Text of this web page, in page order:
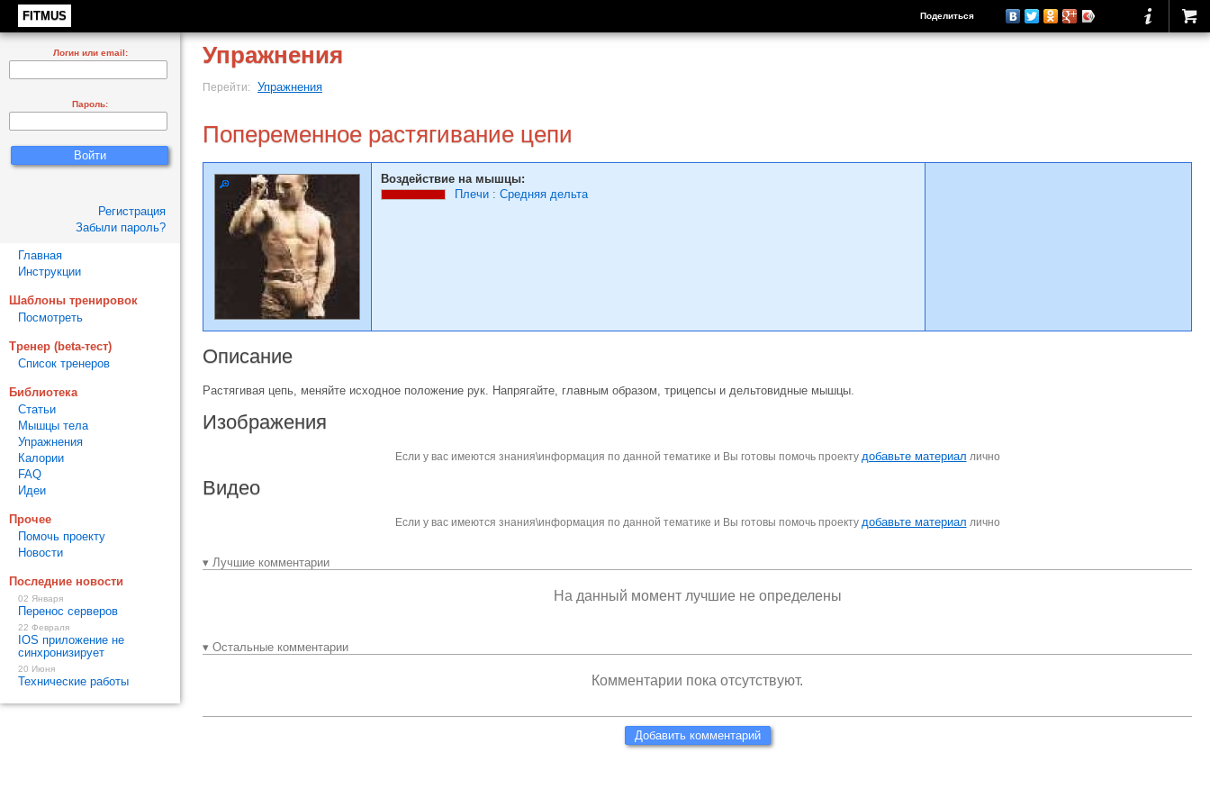
FITMUS Поделиться
Упражнения
Перейти: Упражнения
Попеременное растягива­ние цепи
Воздействие на мышцы:
Плечи : Средняя дельта
Описание
Растягивая цепь, меняйте исходное положение рук. Напрягайте, главным образом, трицепсы и дельтовидные мышцы.
Изображения
Если у вас имеются знания\информация по данной тематике и Вы готовы помочь проекту добавьте материал лично
Видео
Если у вас имеются знания\информация по данной тематике и Вы готовы помочь проекту добавьте материал лично
▾ Лучшие комментарии
На данный момент лучшие не определены
▾ Остальные комментарии
Комментарии пока отсутствуют.
Добавить комментарий
Логин или email:
Пароль:
Регистрация
Забыли пароль?
Главная
Инструкции
Шаблоны тренировок
Посмотреть
Тренер (beta-тест)
Список тренеров
Библиотека
Статьи
Мышцы тела
Упражнения
Калории
FAQ
Идеи
Прочее
Помочь проекту
Новости
Последние новости
02 Января
Перенос серверов
22 Февраля
IOS приложение не
синхронизирует
20 Июня
Технические работы